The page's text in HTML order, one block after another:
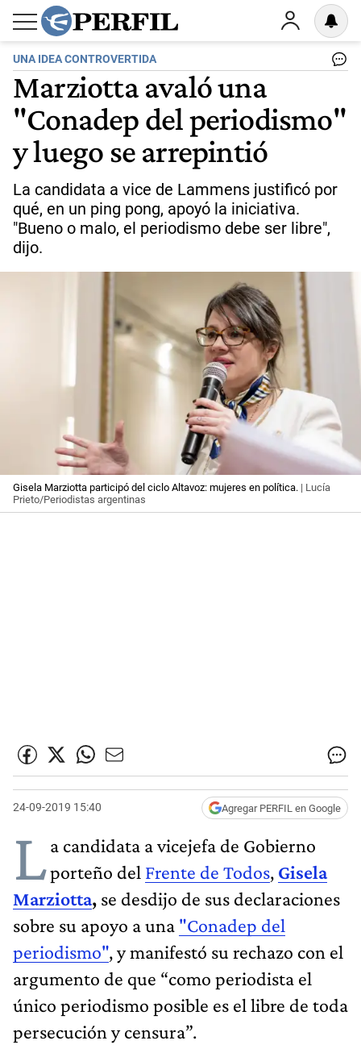
UNA IDEA CONTROVERTIDA
Marziotta avaló una
"Conadep del periodismo"
y luego se arrepintió
La candidata a vice de Lammens justificó por
qué, en un ping pong, apoyó la iniciativa.
"Bueno o malo, el periodismo debe ser libre",
dijo.
Gisela Marziotta participó del ciclo Altavoz: mujeres en política. | Lucía
Prieto/Periodistas argentinas
24-09-2019 15:40 Agregar PERFIL en Google
La candidata a vicejefa de Gobierno
porteño del Frente de Todos, Gisela
Marziotta, se desdijo de sus declaraciones
sobre su apoyo a una "Conadep del
periodismo", y manifestó su rechazo con el
argumento de que “como periodista el
único periodismo posible es el libre de toda
persecución y censura”.